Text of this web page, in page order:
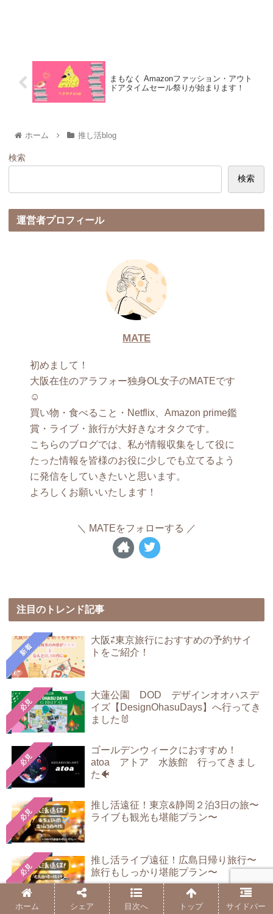
まもなく Amazonファッション・アウト
ドアタイムセール祭りが始まります！
ホーム 推し活blog
検索
検索
運営者プロフィール
MATE
初めまして！
大阪在住のアラフォー独身OL女子のMATEです
☺︎
買い物・食べること・Netflix、Amazon prime鑑
賞・ライブ・旅行が大好きなオタクです。
こちらのブログでは、私が情報収集をして役に
たった情報を皆様のお役に少しでも立てるよう
に発信をしていきたいと思います。
よろしくお願いいたします！
MATEをフォローする
注目のトレンド記事
新着
大阪⇄東京旅行におすすめの予約サイ
トをご紹介！
必見
大蓮公園 DOD デザインオオハスデ
イズ【DesignOhasuDays】へ行ってき
ました🐰
必見
ゴールデンウィークにおすすめ！
atoa アトア 水族館 行ってきまし
た🐠
必見
推し活遠征！東京&静岡２泊3日の旅〜
ライブも観光も堪能プラン〜
必見
推し活ライブ遠征！広島日帰り旅行〜
旅行もしっかり堪能プラン〜
ホーム シェア 目次へ トップ サイドバー